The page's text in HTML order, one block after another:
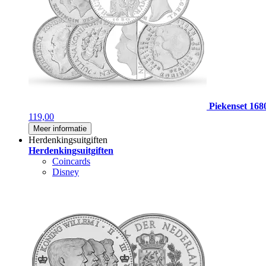
Piekenset
119,00
Meer informatie
Herdenkingsuitgiften
Herdenkingsuitgiften
Coincards
Disney